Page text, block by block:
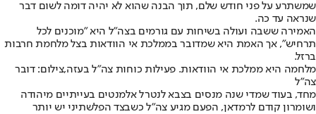
שמשתרע על פני חודש שלם, תוך הבנה שהוא לא יהיה דומה לשום דבר
שנראה עד כה.
האמירה ששבה ועולה בשיחות עם גורמים בצה"ל היא "מוכנים לכל
תרחיש", אך האמת היא שמדובר בממלכת אי הוודאות בצל מלחמת חרבות
ברזל.
מלחמה היא ממלכת אי הוודאות. פעילות כוחות צה"ל בעזה,צילום: דובר
צה"ל
מחד, בעוד שמדי שנה מנסים בצבא לנטרל אלמנטים בעייתיים מיהודה
ושומרון קודם לרמדאן, הפעם מגיע צה"ל כשבצד הפלשתיני יש יותר